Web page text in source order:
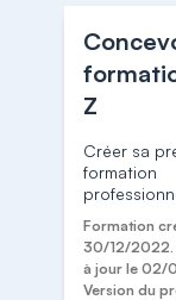
Z
Créer sa
formation
Formation
30/12/2022.
à jour le 02/
Version du